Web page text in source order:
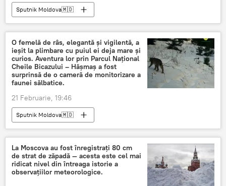
Sputnik Moldova🇲🇩
O femelă de râs, elegantă și vigilentă, a
ieșit la plimbare cu puiul ei deja mare și
curios. Aventura lor prin Parcul Național
Cheile Bicazului – Hășmaș a fost
surprinsă de o cameră de monitorizare a
faunei sălbatice.
21 Februarie, 19:46
Sputnik Moldova🇲🇩
La Moscova au fost înregistrați 80 cm
de strat de zăpadă — acesta este cel mai
ridicat nivel din întreaga istorie a
observațiilor meteorologice.